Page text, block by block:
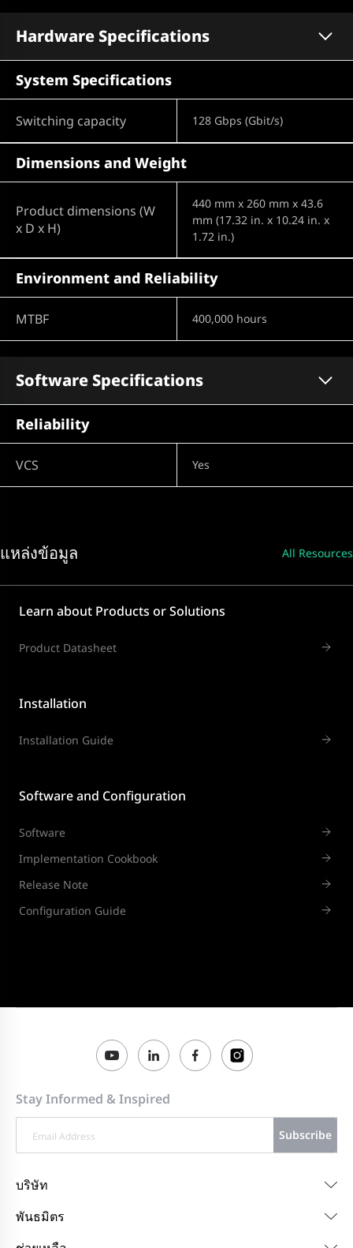
Hardware Specifications
System Specifications
Switching capacity 128 Gbps (Gbit/s)
Dimensions and Weight
Product dimensions (W
x D x H)
440 mm x 260 mm x 43.6
mm (17.32 in. x 10.24 in. x
1.72 in.)
Environment and Reliability
MTBF 400,000 hours
Software Specifications
Reliability
VCS Yes
แหล่งข้อมูล All Resources
Learn about Products or Solutions
Product Datasheet
Installation
Installation Guide
Software and Configuration
Software
Implementation Cookbook
Release Note
Configuration Guide
Stay Informed & Inspired
Subscribe
บริษัท
พันธมิตร